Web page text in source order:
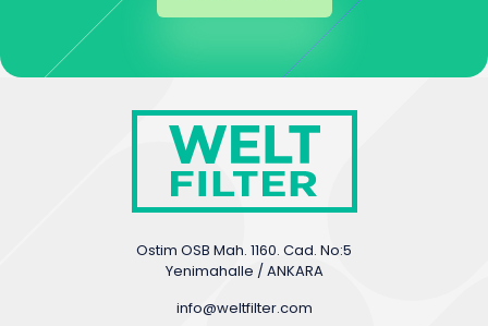
Ostim OSB Mah. 1160. Cad. No:5
Yenimahalle / ANKARA
info@weltfilter.com